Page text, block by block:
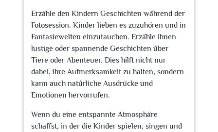
Erzähle den Kindern Geschichten während der
Fotosession. Kinder lieben es zuzuhören und in
Fantasiewelten einzutauchen. Erzähle ihnen
lustige oder spannende Geschichten über
Tiere oder Abenteuer. Dies hilft nicht nur
dabei, ihre Aufmerksamkeit zu halten, sondern
kann auch natürliche Ausdrücke und
Emotionen hervorrufen.
Wenn du eine entspannte Atmosphäre
schaffst, in der die Kinder spielen, singen und